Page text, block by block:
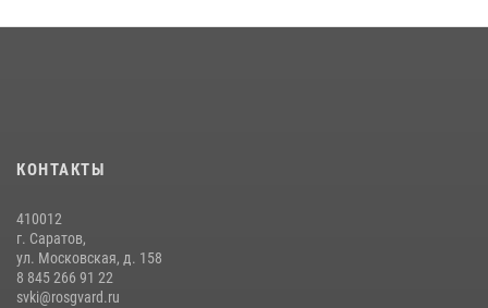
КОНТАКТЫ
410012
г. Саратов,
ул. Московская, д. 158
8 845 266 91 22
svki@rosgvard.ru